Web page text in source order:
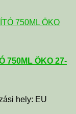
750ML ÖKO 27-
hely: EU